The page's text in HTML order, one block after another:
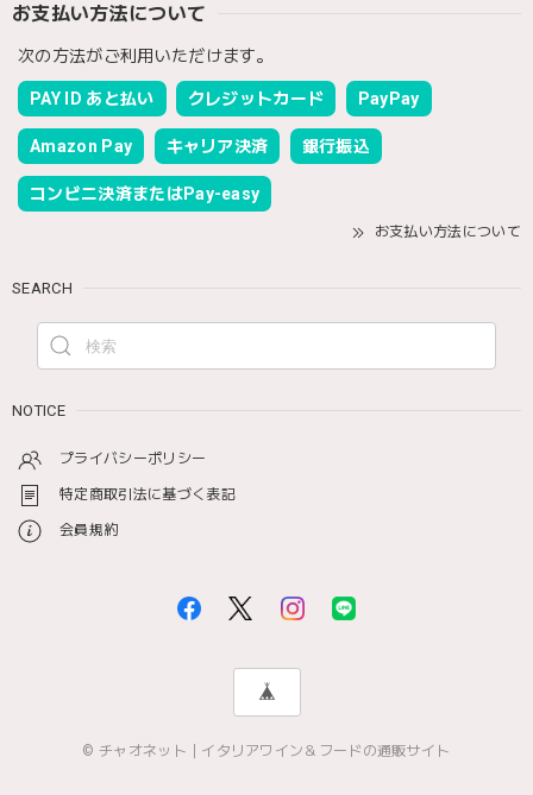
お支払い方法について
次の方法がご利用いただけます。
PAY ID あと払い クレジットカード PayPay
Amazon Pay キャリア決済 銀行振込
コンビニ決済またはPay-easy
お支払い方法について
SEARCH
NOTICE
プライバシーポリシー
特定商取引法に基づく表記
会員規約
© チャオネット｜イタリアワイン＆フードの通販サイト